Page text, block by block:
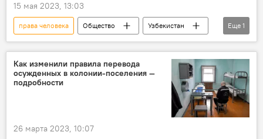
15 мая 2023, 13:03
права человека Общество
Узбекистан
Образование
Еще 1
Как изменили правила перевода
осужденных в колонии-поселения —
подробности
26 марта 2023, 10:07